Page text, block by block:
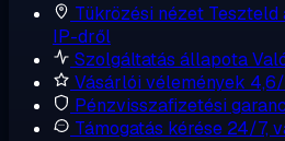
Tükrözési nézet Teszteld
IP-dről
Szolgáltatás állapota
Vásárlói vélemények
Pénzvisszafizetési
Támogatás kérése 24/7,